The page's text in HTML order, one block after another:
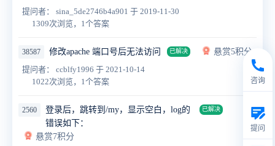
提问者： sina_5de2746b4a901 于 2019-11-30
1309次浏览，1个答案
38587 修改apache 端口号后无法访问 已解决
悬赏5积分
提问者： ccblfy1996 于 2021-10-14
1022次浏览，1个答案
2560
登录后，跳转到/my，显示空白，log的
错误如下：
已解决
悬赏7积分
咨询
提问